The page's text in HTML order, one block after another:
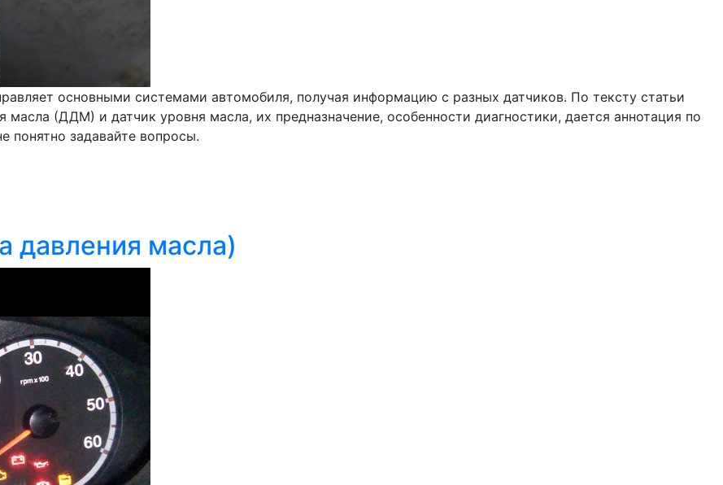
основными системами автомобиля, получая информацию с разных датчиков. По тексту статьи
масла (ДДМ) и датчик уровня масла, их предназначение, особенности диагностики, дается аннотация по
понятно задавайте вопросы.
давления масла)